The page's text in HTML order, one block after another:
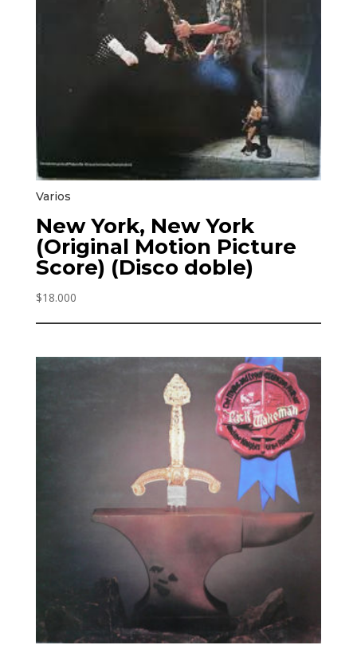
Varios
New York, New York
(Original Motion Picture
Score) (Disco doble)
$18.000